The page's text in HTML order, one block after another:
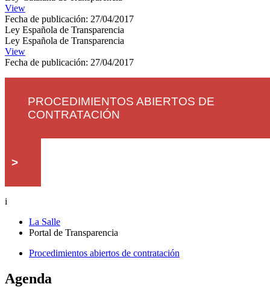
View
Fecha de publicación: 27/04/2017
Ley Española de Transparencia
Ley Española de Transparencia
View
Fecha de publicación: 27/04/2017
PROCEDIMIENTOS ABIERTOS DE
CONTRATACIÓN
>
i
La Salle
Portal de Transparencia
Procedimientos abiertos de contratación
Agenda